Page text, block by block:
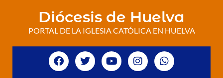
Diócesis de Huelva
PORTAL DE LA IGLESIA CATÓLICA EN HUELVA